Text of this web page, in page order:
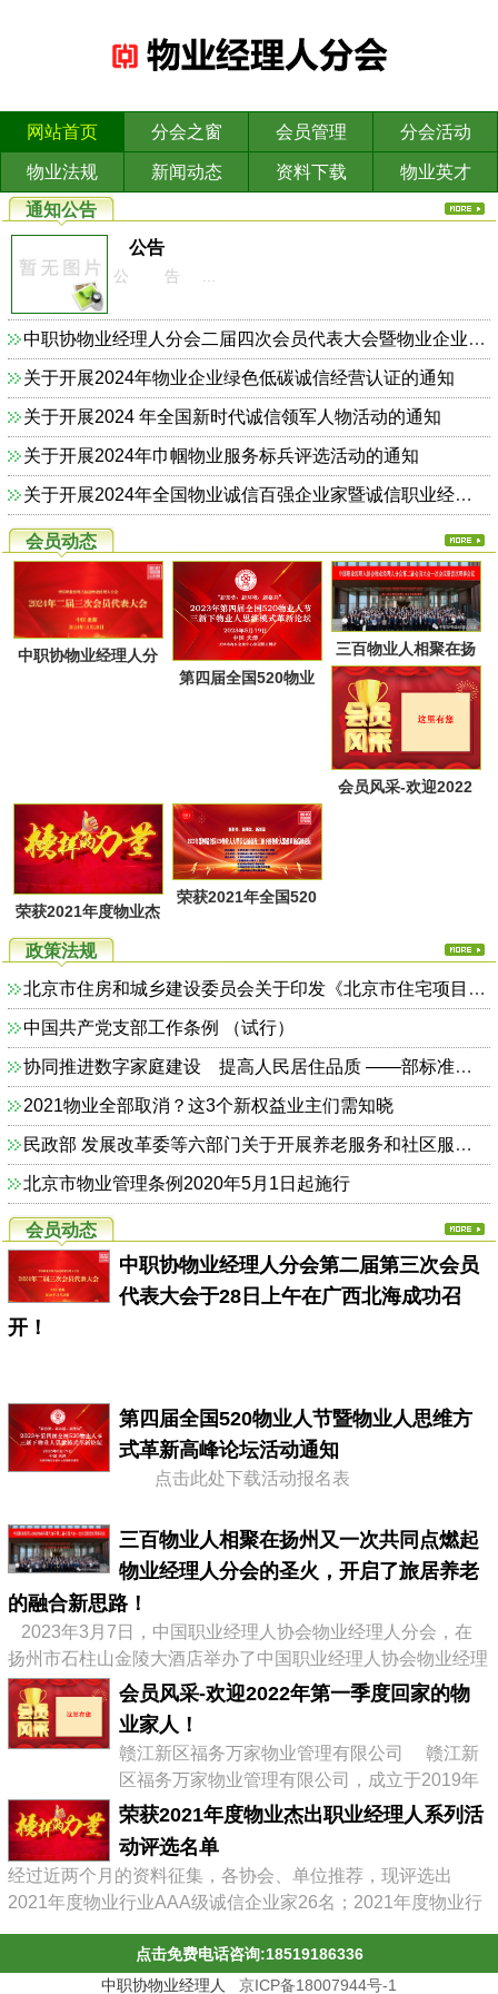
网站首页 分会之窗 会员管理 分会活动
物业法规 新闻动态 资料下载
物业英才
通知公告
公告
公 告 ...
中职协物业经理人分会二届四次会员代表大会暨物业企业依法合规诚信经营主题研讨会的通知
关于开展2024年物业企业绿色低碳诚信经营认证的通知
关于开展2024 年全国新时代诚信领军人物活动的通知
关于开展2024年巾帼物业服务标兵评选活动的通知
关于开展2024年全国物业诚信百强企业家暨诚信职业经理人的通知
会员动态
中职协物业经理人分
第四届全国520物业
三百物业人相聚在扬
州又一次共同点燃起
物业经理人分会的圣
火，开启了旅居养老
的融合新思路！
会员风采-欢迎2022
荣获2021年度物业杰
出职业经理人系列活
动评选名单
荣获2021年全国520
列评选名单
政策法规
北京市住房和城乡建设委员会关于印发《北京市住宅项目物业服务综合监管实施方案（试行）》的通知
中国共产党支部工作条例 （试行）
协同推进数字家庭建设 提高人民居住品质 ——部标准定额司相关负责人解读《关于加快发展数字家庭 提高居住品质的指导意见》
2021物业全部取消？这3个新权益业主们需知晓
民政部 发展改革委等六部门关于开展养老服务和社区服务信息惠民工程试点工作的通知（民函〔2014〕325号）
北京市物业管理条例2020年5月1日起施行
会员动态
中职协物业经理人分会第二届第三次会员
代表大会于28日上午在广西北海成功召
开！
第四届全国520物业人节暨物业人思维方
式革新高峰论坛活动通知
点击此处下载活动报名表
三百物业人相聚在扬州又一次共同点燃起
物业经理人分会的圣火，开启了旅居养老
的融合新思路！
2023年3月7日，中国职业经理人协会物业经理人分会，在
扬州市石柱山金陵大酒店举办了中国职业经理人协会物业经理
人分会第二届会员大会暨物业企业转型发展高峰论坛，有来自
全国物业协会、物业公司的300多位代表参加了会议，李占军
会长继续连任会长，会议通过《中职协物业经理人分会管理办
法》，并选举出了第二届分会理事会、第二届常务理事、副会
长及名誉会长。 李占军连任...
会员风采-欢迎2022年第一季度回家的物
业家人！
赣江新区福务万家物业管理有限公司 赣江新
区福务万家物业管理有限公司，成立于2019年
03月08日，属赣江控股集团旗下中赣置业全资
子公司，目前在管11个项目。 企业经营范围:
物业管理，文化场馆管理服务，商业综合体管
理服务，园区管理服务，集贸市场管理服务，
停车场管理服务，工程管理服务，供冷供暖设
施管理服务，酒店管理服务，城市绿化管理服
务，会议及展览服务，礼...
荣获2021年度物业杰出职业经理人系列活
动评选名单
经过近两个月的资料征集，各协会、单位推荐，现评选出
2021年度物业行业AAA级诚信企业家26名；2021年度物业行
85名；2021年度物业行业优秀总监38名；2021年度物业行业
最具员工幸福感企业43家；2021年度物业职业经理人推崇
点击免费电话咨询:18519186336
中职协物业经理人 京ICP备18007944号-1